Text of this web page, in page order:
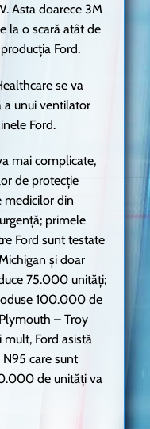
Asta doarece 3M
la o scară atât de
Ford.
se va
a unui ventilator
Ford.
mai complicate,
de protecție
medicilor din
primele
Ford sunt testate
și doar
75.000 unități;
100.000 de
– Troy
Ford asistă
care sunt
de unități va